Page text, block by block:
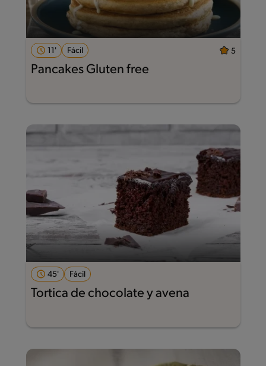
11' Fácil 5
Pancakes Gluten free
45' Fácil
Tortica de chocolate y avena